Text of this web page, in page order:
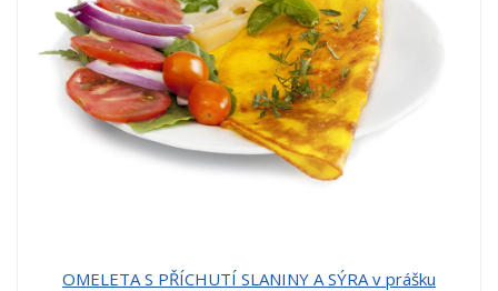
OMELETA S PŘÍCHUTÍ SLANINY A SÝRA v prášku